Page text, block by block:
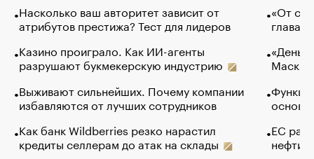
Насколько ваш авторитет зависит от
атрибутов престижа? Тест для лидеров
Казино проиграло. Как ИИ-агенты
разрушают букмекерскую индустрию
Выживают сильнейших. Почему компании
избавляются от лучших сотрудников
Как банк Wildberries резко нарастил
кредиты селлерам до атак на склады
«От
глава
Маск в
основ
ЕС
нефти